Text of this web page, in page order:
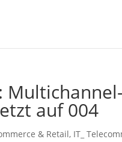
auf 004
& Retail, IT_